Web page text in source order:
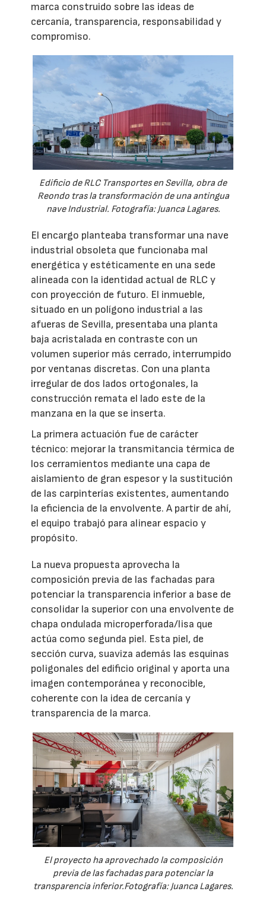
marca construido sobre las ideas de
cercanía, transparencia, responsabilidad y
compromiso.
Edificio de RLC Transportes en Sevilla, obra de
Reondo tras la transformación de una antingua
nave Industrial. Fotografía: Juanca Lagares.
El encargo planteaba transformar una nave
industrial obsoleta que funcionaba mal
energética y estéticamente en una sede
alineada con la identidad actual de RLC y
con proyección de futuro. El inmueble,
situado en un polígono industrial a las
afueras de Sevilla, presentaba una planta
baja acristalada en contraste con un
volumen superior más cerrado, interrumpido
por ventanas discretas. Con una planta
irregular de dos lados ortogonales, la
construcción remata el lado este de la
manzana en la que se inserta.
La primera actuación fue de carácter
técnico: mejorar la transmitancia térmica de
los cerramientos mediante una capa de
aislamiento de gran espesor y la sustitución
de las carpinterías existentes, aumentando
la eficiencia de la envolvente. A partir de ahí,
el equipo trabajó para alinear espacio y
propósito.
La nueva propuesta aprovecha la
composición previa de las fachadas para
potenciar la transparencia inferior a base de
consolidar la superior con una envolvente de
chapa ondulada microperforada/lisa que
actúa como segunda piel. Esta piel, de
sección curva, suaviza además las esquinas
poligonales del edificio original y aporta una
imagen contemporánea y reconocible,
coherente con la idea de cercanía y
transparencia de la marca.
El proyecto ha aprovechado la composición
previa de las fachadas para potenciar la
transparencia inferior.Fotografía: Juanca Lagares.